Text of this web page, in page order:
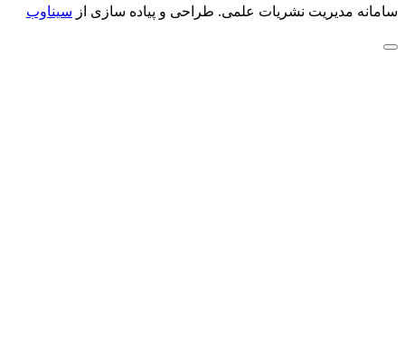
سامانه مدیریت نشریات علمی. طراحی و پیاده سازی از سیناوب